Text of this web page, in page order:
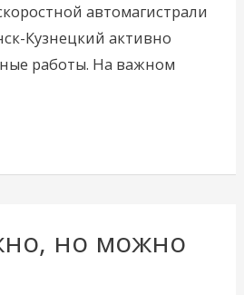
автомагистрали
Кузнецкий активно
работы. На важном
но можно